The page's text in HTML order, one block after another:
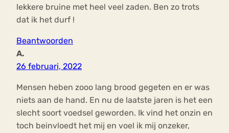
lekkere bruine met heel veel zaden. Ben zo trots
dat ik het durf !
Beantwoorden
A.
26 februari, 2022
Mensen heben zooo lang brood gegeten en er was
niets aan de hand. En nu de laatste jaren is het een
slecht soort voedsel geworden. Ik vind het onzin en
toch beinvloedt het mij en voel ik mij onzeker,